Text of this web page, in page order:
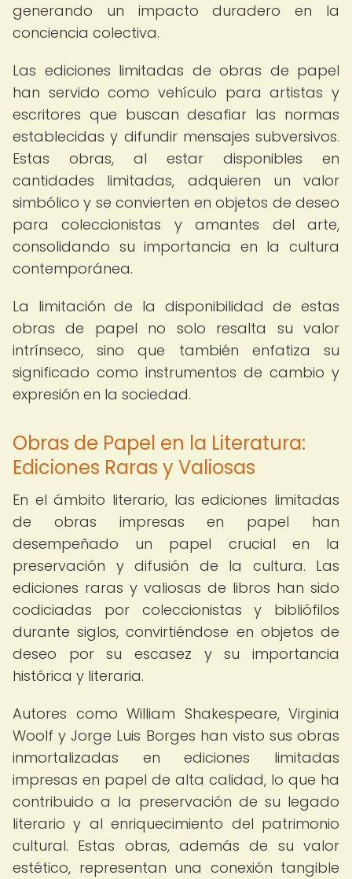
generando un impacto duradero en la
conciencia colectiva.
Las ediciones limitadas de obras de papel
han servido como vehículo para artistas y
escritores que buscan desafiar las normas
establecidas y difundir mensajes subversivos.
Estas obras, al estar disponibles en
cantidades limitadas, adquieren un valor
simbólico y se convierten en objetos de deseo
para coleccionistas y amantes del arte,
consolidando su importancia en la cultura
contemporánea.
La limitación de la disponibilidad de estas
obras de papel no solo resalta su valor
intrínseco, sino que también enfatiza su
significado como instrumentos de cambio y
expresión en la sociedad.
Obras de Papel en la Literatura:
Ediciones Raras y Valiosas
En el ámbito literario, las ediciones limitadas
de obras impresas en papel han
desempeñado un papel crucial en la
preservación y difusión de la cultura. Las
ediciones raras y valiosas de libros han sido
codiciadas por coleccionistas y bibliófilos
durante siglos, convirtiéndose en objetos de
deseo por su escasez y su importancia
histórica y literaria.
Autores como William Shakespeare, Virginia
Woolf y Jorge Luis Borges han visto sus obras
inmortalizadas en ediciones limitadas
impresas en papel de alta calidad, lo que ha
contribuido a la preservación de su legado
literario y al enriquecimiento del patrimonio
cultural. Estas obras, además de su valor
estético, representan una conexión tangible